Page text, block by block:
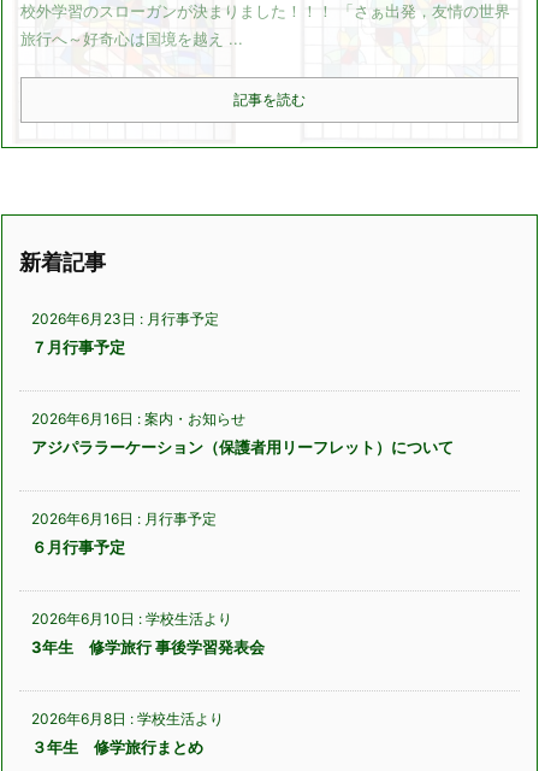
検索
校外学習のスローガンが決まりました！！！ 「さぁ出発，友情の世界
旅行へ～好奇心は国境を越え ...
記事を読む
新着記事
2026年6月23日 : 月行事予定
７月行事予定
2026年6月16日 : 案内・お知らせ
アジパララーケーション（保護者用リーフレット）について
2026年6月16日 : 月行事予定
６月行事予定
2026年6月10日 : 学校生活より
3年生 修学旅行 事後学習発表会
2026年6月8日 : 学校生活より
３年生 修学旅行まとめ